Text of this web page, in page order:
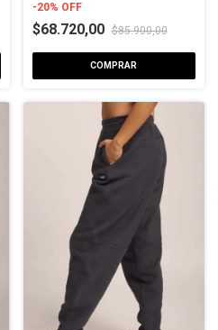
-20% OFF
$68.720,00 $85.900,00
COMPRAR